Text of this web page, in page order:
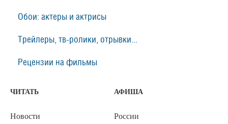
Обои: актеры и актрисы
Трейлеры, тв-ролики, отрывки...
Рецензии на фильмы
ЧИТАТЬ
Новости
АФИША
России